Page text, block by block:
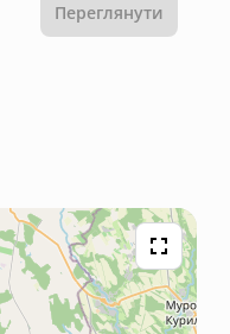
Переглянути